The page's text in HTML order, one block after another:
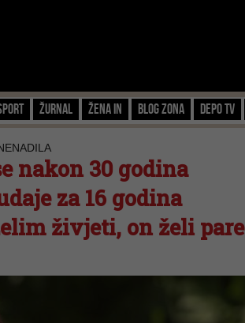
Žurnal Žena IN Blog zona Depo TV
nakon 30 godina
za 16 godina
živjeti, on želi pare